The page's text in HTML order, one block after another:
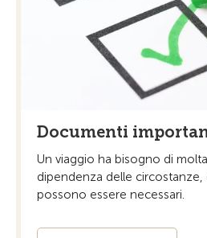
Documenti
Un viaggio ha bisogno di
dipendenza delle
possono essere necessari.